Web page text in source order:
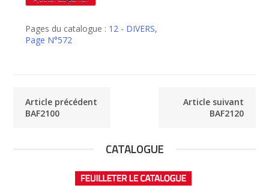
de
Pages du catalogue : 12 - DIVERS,
Page N°572
Article précédent
BAF2100
Article suivant
BAF2120
CATALOGUE